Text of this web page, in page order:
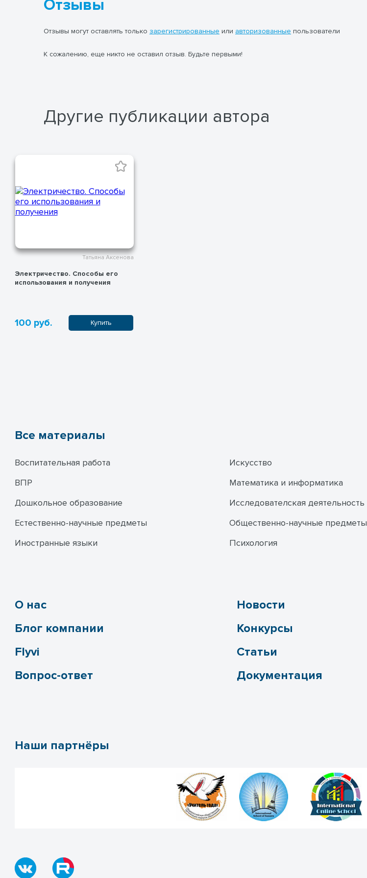
Отзывы
Отзывы могут оставлять только зарегистрированные или авторизованные пользователи
К сожалению, еще никто не оставил отзыв. Будьте первыми!
Другие публикации автора
Татьяна Аксенова
Электричество. Способы его
использования и получения
100 руб. Купить
Все материалы
Воспитательная работа
ВПР
Дошкольное образование
Естественно-научные предметы
Иностранные языки
Искусство
Математика и информатика
Исследователская деятельность
Общественно-научные предметы
Психология
О нас
Блог компании
Flyvi
Вопрос-ответ
Новости
Конкурсы
Статьи
Документация
Наши партнёры